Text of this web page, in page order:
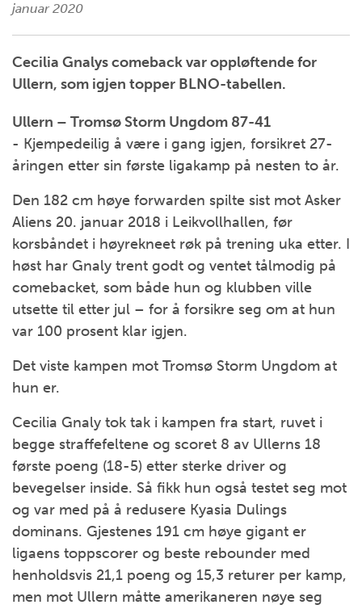
januar 2020
Cecilia Gnalys comeback var oppløftende for
Ullern, som igjen topper BLNO-tabellen.
Ullern – Tromsø Storm Ungdom 87-41
- Kjempedeilig å være i gang igjen, forsikret 27-
åringen etter sin første ligakamp på nesten to år.
Den 182 cm høye forwarden spilte sist mot Asker
Aliens 20. januar 2018 i Leikvollhallen, før
korsbåndet i høyrekneet røk på trening uka etter. I
høst har Gnaly trent godt og ventet tålmodig på
comebacket, som både hun og klubben ville
utsette til etter jul – for å forsikre seg om at hun
var 100 prosent klar igjen.
Det viste kampen mot Tromsø Storm Ungdom at
hun er.
Cecilia Gnaly tok tak i kampen fra start, ruvet i
begge straffefeltene og scoret 8 av Ullerns 18
første poeng (18-5) etter sterke driver og
bevegelser inside. Så fikk hun også testet seg mot
og var med på å redusere Kyasia Dulings
dominans. Gjestenes 191 cm høye gigant er
ligaens toppscorer og beste rebounder med
henholdsvis 21,1 poeng og 15,3 returer per kamp,
men mot Ullern måtte amerikaneren nøye seg